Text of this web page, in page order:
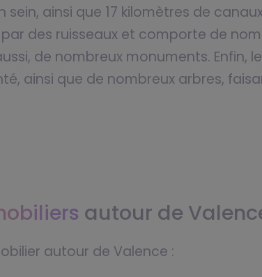
ainsi que 17 kilomètres de
des ruisseaux et comporte de
de nombreux monuments. Enfin,
ainsi que de nombreux arbres,
autour de
autour de Valence :